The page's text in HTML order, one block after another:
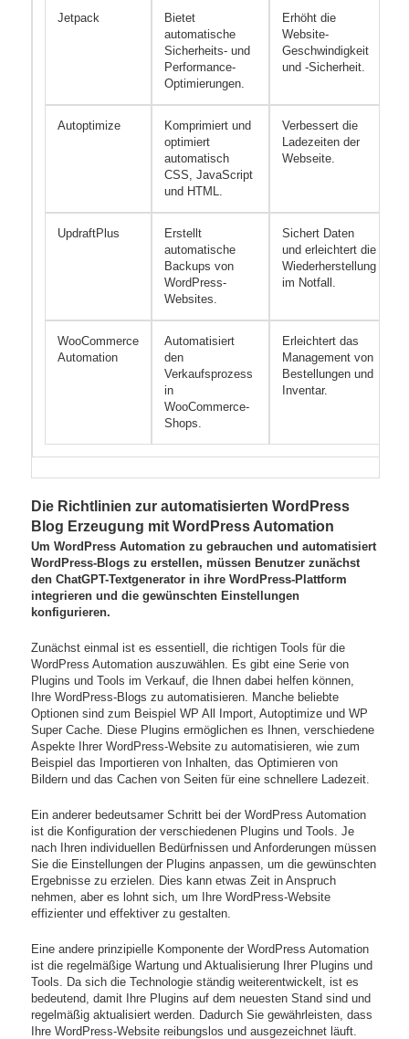
Jetpack
Bietet
automatische
Sicherheits- und
Performance-
Optimierungen.
Erhöht die
Website-
Geschwindigkeit
und -Sicherheit.
Autoptimize
Komprimiert und
optimiert
automatisch
CSS, JavaScript
und HTML.
Verbessert die
Ladezeiten der
Webseite.
UpdraftPlus
Erstellt
automatische
Backups von
WordPress-
Websites.
Sichert Daten
und erleichtert die
Wiederherstellung
im Notfall.
WooCommerce
Automation
Automatisiert
den
Verkaufsprozess
in
WooCommerce-
Shops.
Erleichtert das
Management von
Bestellungen und
Inventar.
Die Richtlinien zur automatisierten WordPress
Blog Erzeugung mit WordPress Automation
Um WordPress Automation zu gebrauchen und automatisiert
WordPress-Blogs zu erstellen, müssen Benutzer zunächst
den ChatGPT-Textgenerator in ihre WordPress-Plattform
integrieren und die gewünschten Einstellungen
konfigurieren.
Zunächst einmal ist es essentiell, die richtigen Tools für die
WordPress Automation auszuwählen. Es gibt eine Serie von
Plugins und Tools im Verkauf, die Ihnen dabei helfen können,
Ihre WordPress-Blogs zu automatisieren. Manche beliebte
Optionen sind zum Beispiel WP All Import, Autoptimize und WP
Super Cache. Diese Plugins ermöglichen es Ihnen, verschiedene
Aspekte Ihrer WordPress-Website zu automatisieren, wie zum
Beispiel das Importieren von Inhalten, das Optimieren von
Bildern und das Cachen von Seiten für eine schnellere Ladezeit.
Ein anderer bedeutsamer Schritt bei der WordPress Automation
ist die Konfiguration der verschiedenen Plugins und Tools. Je
nach Ihren individuellen Bedürfnissen und Anforderungen müssen
Sie die Einstellungen der Plugins anpassen, um die gewünschten
Ergebnisse zu erzielen. Dies kann etwas Zeit in Anspruch
nehmen, aber es lohnt sich, um Ihre WordPress-Website
effizienter und effektiver zu gestalten.
Eine andere prinzipielle Komponente der WordPress Automation
ist die regelmäßige Wartung und Aktualisierung Ihrer Plugins und
Tools. Da sich die Technologie ständig weiterentwickelt, ist es
bedeutend, damit Ihre Plugins auf dem neuesten Stand sind und
regelmäßig aktualisiert werden. Dadurch Sie gewährleisten, dass
Ihre WordPress-Website reibungslos und ausgezeichnet läuft.